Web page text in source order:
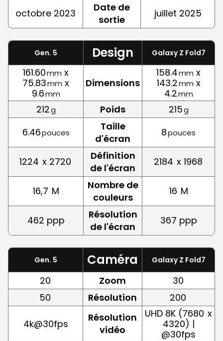
octobre 2023
Date de
sortie
juillet 2025
Gen. 5 Design Galaxy Z Fold7
161.60mm x
75.83mm x
9.6mm
Dimensions
158.4mm x
143.2mm x
4.2mm
212g Poids 215g
6.46pouces
Taille
d'écran
8pouces
1224 x 2720
Définition
de l'écran
2184 x 1968
16,7 M
Nombre de
couleurs
16 M
462 ppp
Résolution
de l'écran
367 ppp
Gen. 5 Caméra Galaxy Z Fold7
20 Zoom
30
50
Résolution 200
4k@30fps
Résolution
vidéo
UHD 8K (7680 x
4320) |
@30fps